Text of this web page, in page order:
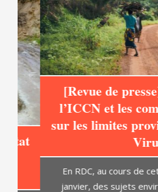
[Revue de presse] :
l’ICCN et les
sur les limites
Virunga
En RDC, au cours de cette
janvier, des sujets